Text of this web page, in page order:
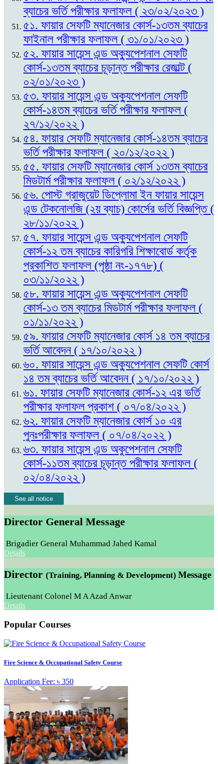
ব্যাচের ভর্তি পরীক্ষার ফলাফল ( ২৩/০২/২০২৩ )
৫১. ফায়ার সেফটি ম্যানেজার কোর্স-১৩তম ব্যাচের
ফাইনাল পরীক্ষার ফলাফল ( ৩১/০১/২০২৩ )
৫২. ফায়ার সায়েন্স এন্ড অক্যুপেশনাল সেফটি
কোর্স-১৩তম ব্যাচের চূড়ান্ত পরীক্ষার রেজাল্ট (
০২/০১/২০২৩ )
৫৩. ফায়ার সায়েন্স এন্ড অক্যুপেশনাল সেফটি
কোর্স-১৪তম ব্যাচের ভর্তি পরীক্ষার ফলাফল (
২৭/১২/২০২২ )
৫৪. ফায়ার সেফটি ম্যানেজার কোর্স-১৪তম ব্যাচের
ভর্তি পরীক্ষার ফলাফল ( ২০/১২/২০২২ )
৫৫. ফায়ার সেফটি ম্যানেজার কোর্স ১৩তম ব্যাচের
মিডটার্ম পরীক্ষার ফলাফল ( ০২/১২/২০২২ )
৫৬. পোস্ট গ্রাজুয়েট ডিপ্লোমা ইন ফায়ার সায়েন্স
এন্ড টেকনোলজি (২য় ব্যাচ) কোর্সের ভর্তি বিজ্ঞপ্তি (
২৮/১১/২০২২ )
৫৭. ফায়ার সায়েন্স এন্ড অক্যুপেশনাল সেফটি
কোর্স-১২ তম ব্যাচের কারিগরি শিক্ষাবোর্ড কর্তৃক
প্রকাশিত ফলাফল (পৃষ্ঠা নং-১৭৭৮) (
০৩/১১/২০২২ )
৫৮. ফায়ার সায়েন্স এন্ড অক্যুপেশনাল সেফটি
কোর্স-১৩ তম ব্যাচের মিডটার্ম পরীক্ষার ফলাফল (
০১/১১/২০২২ )
৫৯. ফায়ার সেফটি ম্যানেজার কোর্স ১৪ তম ব্যাচের
ভর্তি আবেদন ( ১৭/১০/২০২২ )
৬০. ফায়ার সায়েন্স এন্ড অক্যুপেশনাল সেফটি কোর্স
১৪ তম ব্যাচের ভর্তি আবেদন ( ১৭/১০/২০২২ )
৬১. ফায়ার সেফটি ম্যানেজার কোর্স-১২ এর ভর্তি
পরীক্ষার ফলাফল প্রকাশ ( ০৭/০৪/২০২২ )
৬২. ফায়ার সেফটি ম্যানেজার কোর্স ১০ এর
পুনঃপরীক্ষার ফলাফল ( ০৭/০৪/২০২২ )
৬৩. ফায়ার সায়েন্স এন্ড অকুপেশনাল সেফটি
কোর্স-১১তম ব্যাচের চূড়ান্ত পরীক্ষার ফলাফল (
০২/০৪/২০২২ )
See all notice
Director General Message
Brigadier General Muhammad Jahed Kamal
Details
Director (Training, Planning & Development) Message
Lieutenant Colonel M A Azad Anwar
Details
Popular Courses
Fire Science & Occupational Safety Course
Application Fee: ৳ 350